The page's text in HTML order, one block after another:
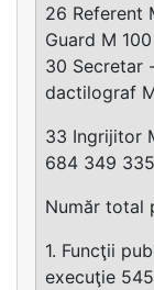
26 Referent
Guard M
30 Secretar
dactilograf
33 Ingrijitor
684 349 335
Număr total
1. Funcţii
execuţie